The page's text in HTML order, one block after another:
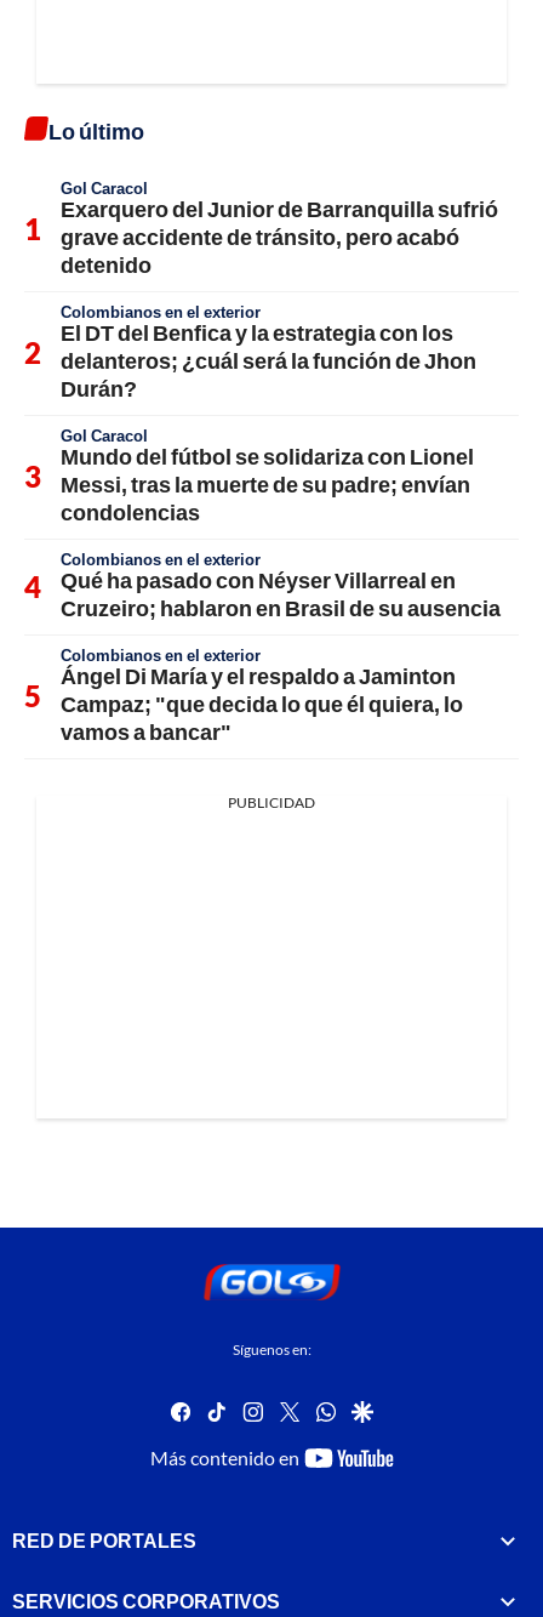
Lo último
Gol Caracol
Exarquero del Junior de Barranquilla sufrió
grave accidente de tránsito, pero acabó
detenido
Colombianos en el exterior
El DT del Benfica y la estrategia con los
delanteros; ¿cuál será la función de Jhon
Durán?
Gol Caracol
Mundo del fútbol se solidariza con Lionel
Messi, tras la muerte de su padre; envían
condolencias
Colombianos en el exterior
Qué ha pasado con Néyser Villarreal en
Cruzeiro; hablaron en Brasil de su ausencia
Colombianos en el exterior
Ángel Di María y el respaldo a Jaminton
Campaz; "que decida lo que él quiera, lo
vamos a bancar"
PUBLICIDAD
Síguenos en:
facebook
tiktok instagram
twitterwhatsapp
google
Más contenido en
youtube-
RED DE PORTALES
SERVICIOS CORPORATIVOS